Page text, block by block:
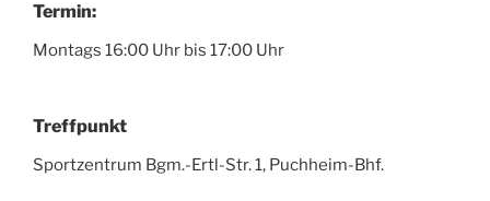
Termin:
Montags 16:00 Uhr bis 17:00 Uhr
Treffpunkt
Sportzentrum Bgm.-Ertl-Str. 1, Puchheim-Bhf.